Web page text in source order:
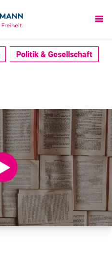
Politik & Gesellschaft